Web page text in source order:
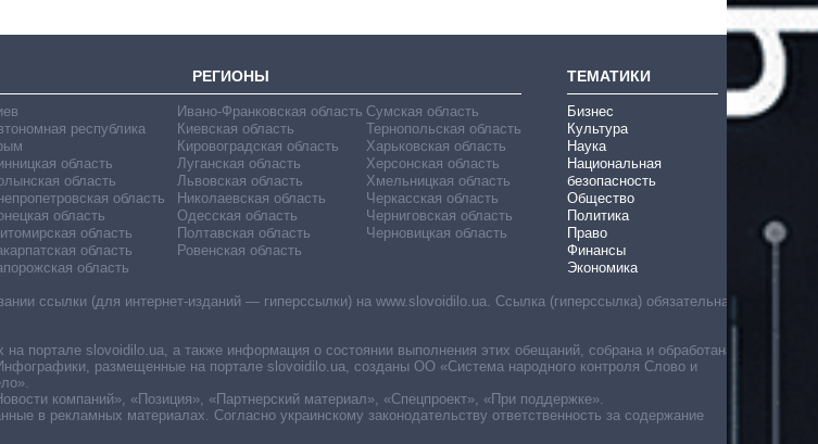
РЕГИОНЫ
республика
область
область
область
область
область
область
область
Ивано-Франковская область
Киевская область
Кировоградская область
Луганская область
Львовская область
Николаевская область
Одесская область
Полтавская область
Ровенская область
Сумская область
Тернопольская область
Харьковская область
Херсонская область
Хмельницкая область
Черкасская область
Черниговская область
Черновицкая область
ТЕМАТИКИ
Бизнес
Культура
Наука
Национальная
безопасность
Общество
Политика
Право
Финансы
Экономика
ссылки (для интернет-изданий — гиперссылки) на www.slovoidilo.ua. Ссылка (гиперссылка) обязательна
портале slovoidilo.ua, а также информация о состоянии выполнения этих обещаний, собрана и обработана
размещенные на портале slovoidilo.ua, созданы ОО «Система народного контроля Слово и
компаний», «Позиция», «Партнерский материал», «Спецпроект», «При поддержке».
в рекламных материалах. Согласно украинскому законодательству ответственность за содержание